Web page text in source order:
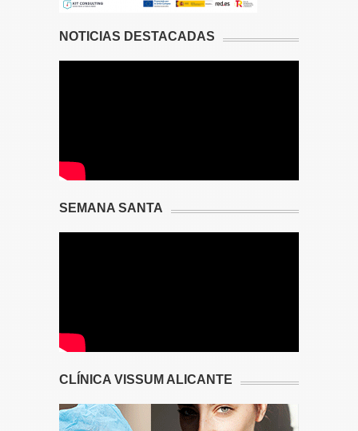
NOTICIAS DESTACADAS
SEMANA SANTA
CLÍNICA VISSUM ALICANTE